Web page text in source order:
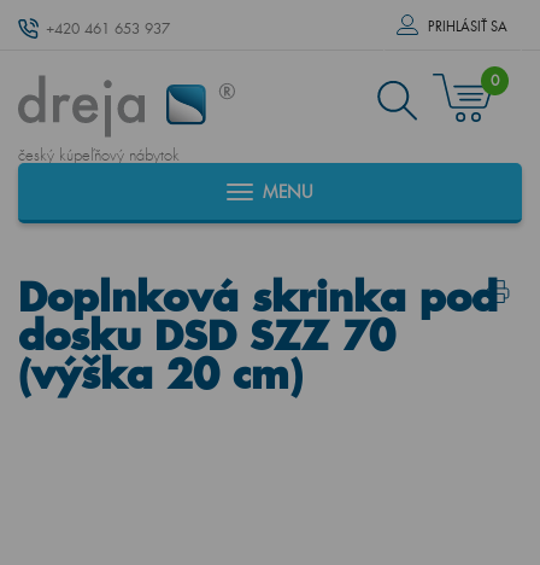
+420 461 653 937 PRIHLÁSIŤ SA
český kúpeľňový nábytok
0
MENU
Doplnková skrinka pod
dosku DSD SZZ 70
(výška 20 cm)